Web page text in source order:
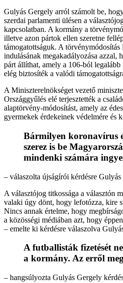
Gulyás Gergely arról számolt be,
szerdai parlamenti ülésen a
kapcsolatban. A kormány a
illetve azon pártok ellen szeretne
támogatottságuk. A
indulásának megakadályozása azzal,
párt állíthat, amely a 106-ból
elég biztosíték a valódi
A Miniszterelnökséget vezető
Országgyűlés elé terjesztették a
alaptörvény-módosítást, amely az
gyermekek érdekeinek védelmére és
Bármilyen koronavírus
szerez is be
mindenki számára
– válaszolta újságírói kérdésre Gulyás
A választójog titkossága a választón
valaki úgy dönt, hogy lefotózza, kire
Nincs annak értelme, hogy
a közösségi médiában azt, hogy
– emelte ki kérdésre válaszolva
A futballisták fizetését
a kormány. Az erről
– hangsúlyozta Gulyás Gergely